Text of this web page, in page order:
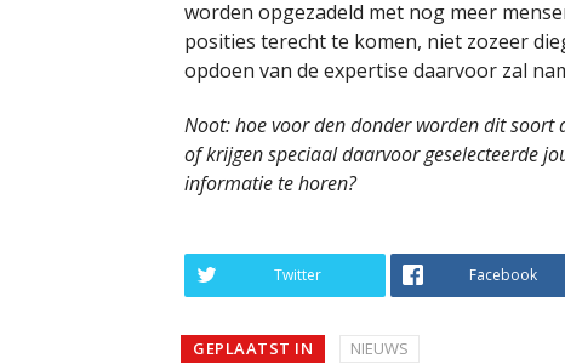
worden opgezadeld met nog meer
posities terecht te komen, niet zozeer
opdoen van de expertise daarvoor zal
Noot: hoe voor den donder worden dit soort
of krijgen speciaal daarvoor geselecteerde
informatie te horen?
Twitter Facebook
GEPLAATST IN
NIEUWS